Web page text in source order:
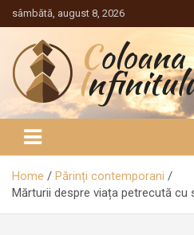
la
conținut
sâmbătă, august 8, 2026
Coloana
Home
Părinți contemporani
Mărturii despre viața petrecută